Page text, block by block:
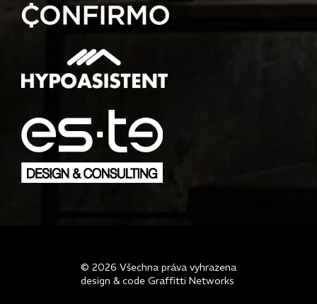
© 2026 Všechna práva vyhrazena
design & code Graffitti Networks